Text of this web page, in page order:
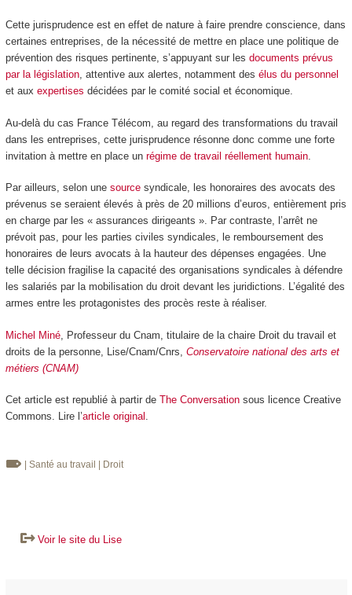
Cette jurisprudence est en effet de nature à faire prendre conscience, dans
certaines entreprises, de la nécessité de mettre en place une politique de
prévention des risques pertinente, s’appuyant sur les documents prévus
par la législation, attentive aux alertes, notamment des élus du personnel
et aux expertises décidées par le comité social et économique.
Au-delà du cas France Télécom, au regard des transformations du travail
dans les entreprises, cette jurisprudence résonne donc comme une forte
invitation à mettre en place un régime de travail réellement humain.
Par ailleurs, selon une sourcesyndicale, les honoraires des avocats des
prévenus se seraient élevés à près de 20 millions d’euros, entièrement pris
en charge par les « assurances dirigeants ». Par contraste, l’arrêt ne
prévoit pas, pour les parties civiles syndicales, le remboursement des
honoraires de leurs avocats à la hauteur des dépenses engagées. Une
telle décision fragilise la capacité des organisations syndicales à défendre
les salariés par la mobilisation du droit devant les juridictions. L’égalité des
armes entre les protagonistes des procès reste à réaliser.
Michel Miné, Professeur du Cnam, titulaire de la chaire Droit du travail et
droits de la personne, Lise/Cnam/Cnrs, Conservatoire national des arts et
métiers (CNAM)
Cet article est republié à partir de The Conversationsous licence Creative
Commons. Lire l’article original .
| Santé au travail | Droit
Voir le site du Lise